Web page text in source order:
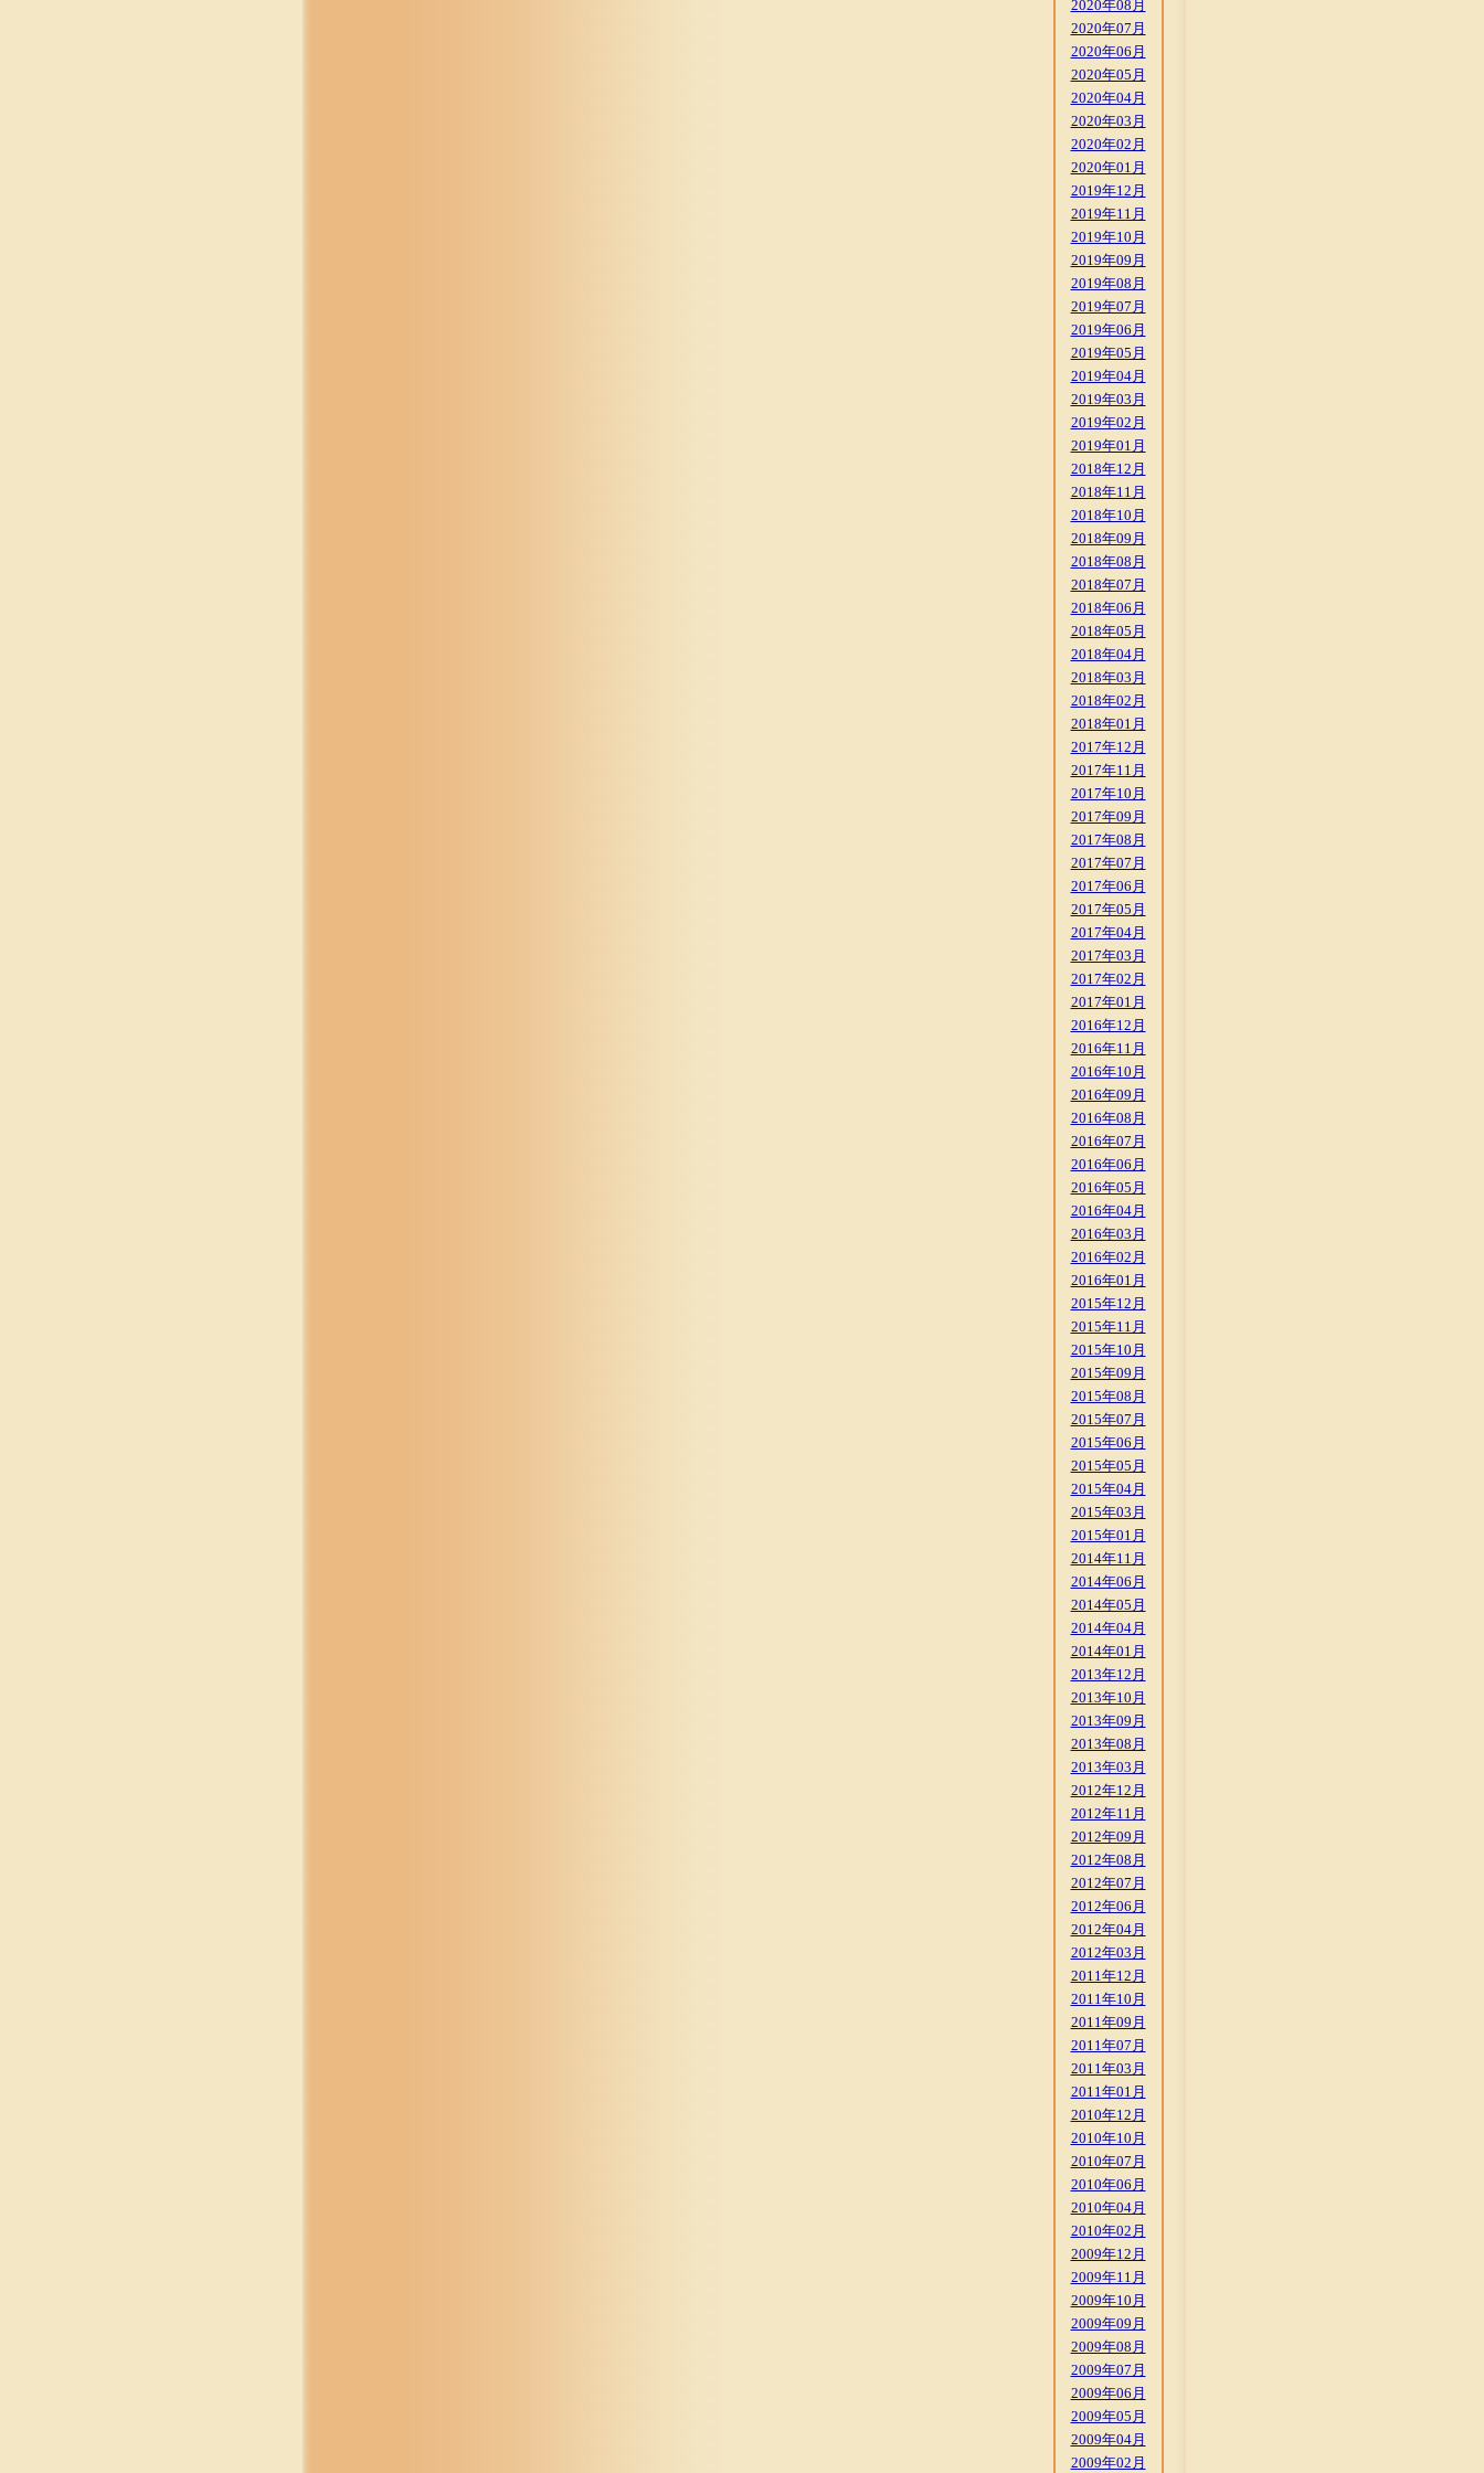
2020年08月
2020年07月
2020年06月
2020年05月
2020年04月
2020年03月
2020年02月
2020年01月
2019年12月
2019年11月
2019年10月
2019年09月
2019年08月
2019年07月
2019年06月
2019年05月
2019年04月
2019年03月
2019年02月
2019年01月
2018年12月
2018年11月
2018年10月
2018年09月
2018年08月
2018年07月
2018年06月
2018年05月
2018年04月
2018年03月
2018年02月
2018年01月
2017年12月
2017年11月
2017年10月
2017年09月
2017年08月
2017年07月
2017年06月
2017年05月
2017年04月
2017年03月
2017年02月
2017年01月
2016年12月
2016年11月
2016年10月
2016年09月
2016年08月
2016年07月
2016年06月
2016年05月
2016年04月
2016年03月
2016年02月
2016年01月
2015年12月
2015年11月
2015年10月
2015年09月
2015年08月
2015年07月
2015年06月
2015年05月
2015年04月
2015年03月
2015年01月
2014年11月
2014年06月
2014年05月
2014年04月
2014年01月
2013年12月
2013年10月
2013年09月
2013年08月
2013年03月
2012年12月
2012年11月
2012年09月
2012年08月
2012年07月
2012年06月
2012年04月
2012年03月
2011年12月
2011年10月
2011年09月
2011年07月
2011年03月
2011年01月
2010年12月
2010年10月
2010年07月
2010年06月
2010年04月
2010年02月
2009年12月
2009年11月
2009年10月
2009年09月
2009年08月
2009年07月
2009年06月
2009年05月
2009年04月
2009年02月